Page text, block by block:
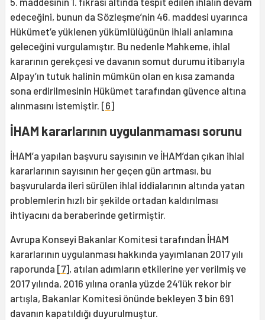
edeceğini, bunun da Sözleşme’nin 46. maddesi uyarınca
Hükümet’e yüklenen yükümlülüğünün ihlali anlamına
geleceğini vurgulamıştır. Bu nedenle Mahkeme, ihlal
kararının gerekçesi ve davanın somut durumu itibarıyla
Alpay’ın tutuk halinin mümkün olan en kısa zamanda
sona erdirilmesinin Hükümet tarafından güvence altına
alınmasını istemiştir. [6]
İHAM kararlarının uygulanmaması sorunu
İHAM’a yapılan başvuru sayısının ve İHAM’dan çıkan ihlal
kararlarının sayısının her geçen gün artması, bu
başvurularda ileri sürülen ihlal iddialarının altında yatan
problemlerin hızlı bir şekilde ortadan kaldırılması
ihtiyacını da beraberinde getirmiştir.
Avrupa Konseyi Bakanlar Komitesi tarafından İHAM
kararlarının uygulanması hakkında yayımlanan 2017 yılı
raporunda [7], atılan adımların etkilerine yer verilmiş ve
2017 yılında, 2016 yılına oranla yüzde 24’lük rekor bir
artışla, Bakanlar Komitesi önünde bekleyen 3 bin 691
davanın kapatıldığı duyurulmuştur.